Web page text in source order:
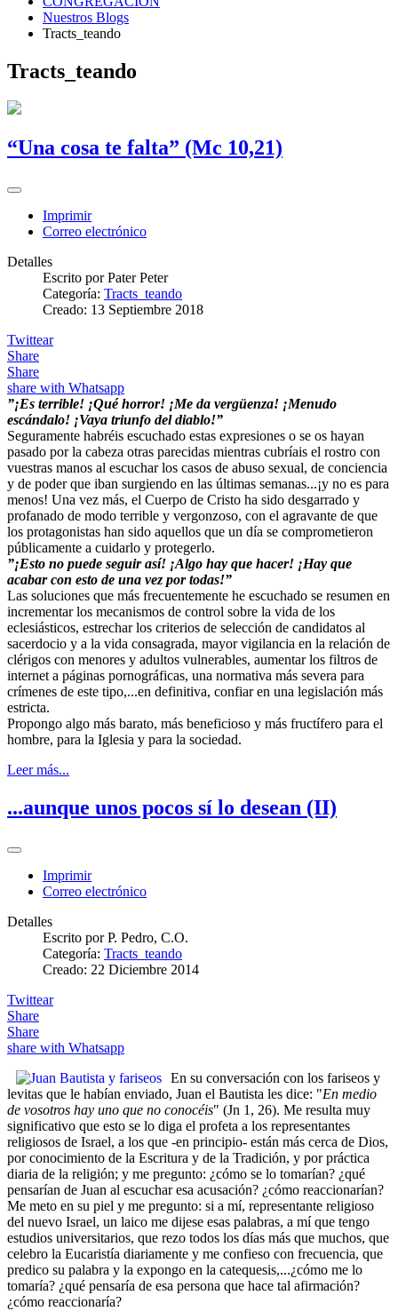
Nuestros Blogs
Tracts_teando
Tracts_teando
“Una cosa te falta” (Mc 10,21)
Imprimir
Correo electrónico
Detalles
Escrito porPater Peter
Categoría: Tracts_teando
Creado: 13 Septiembre 2018
Twittear
Share
Share
share with Whatsapp
”¡Es terrible! ¡Qué horror! ¡Me da vergüenza! ¡Menudo
escándalo! ¡Vaya triunfo del diablo!”
Seguramente habréis escuchado estas expresiones o se os hayan
pasado por la cabeza otras parecidas mientras cubríais el rostro con
vuestras manos al escuchar los casos de abuso sexual, de conciencia
y de poder que iban surgiendo en las últimas semanas...¡y no es para
menos! Una vez más, el Cuerpo de Cristo ha sido desgarrado y
profanado de modo terrible y vergonzoso, con el agravante de que
los protagonistas han sido aquellos que un día se comprometieron
públicamente a cuidarlo y protegerlo.
”¡Esto no puede seguir así! ¡Algo hay que hacer! ¡Hay que
acabar con esto de una vez por todas!”
Las soluciones que más frecuentemente he escuchado se resumen en
incrementar los mecanismos de control sobre la vida de los
eclesiásticos, estrechar los criterios de selección de candidatos al
sacerdocio y a la vida consagrada, mayor vigilancia en la relación de
clérigos con menores y adultos vulnerables, aumentar los filtros de
internet a páginas pornográficas, una normativa más severa para
crímenes de este tipo,...en definitiva, confiar en una legislación más
estricta.
Propongo algo más barato, más beneficioso y más fructífero para el
hombre, para la Iglesia y para la sociedad.
Leer más...
...aunque unos pocos sí lo desean (II)
Imprimir
Correo electrónico
Detalles
Escrito porP. Pedro, C.O.
Categoría: Tracts_teando
Creado: 22 Diciembre 2014
Twittear
Share
Share
share with Whatsapp
En su conversación con los fariseos y
levitas que le habían enviado, Juan el Bautista les dice: "En medio
de vosotros hay uno que no conocéis" (Jn 1, 26). Me resulta muy
significativo que esto se lo diga el profeta a los representantes
religiosos de Israel, a los que -en principio- están más cerca de Dios,
por conocimiento de la Escritura y de la Tradición, y por práctica
diaria de la religión; y me pregunto: ¿cómo se lo tomarían? ¿qué
pensarían de Juan al escuchar esa acusación? ¿cómo reaccionarían?
Me meto en su piel y me pregunto: si a mí, representante religioso
del nuevo Israel, un laico me dijese esas palabras, a mí que tengo
estudios universitarios, que rezo todos los días más que muchos, que
celebro la Eucaristía diariamente y me confieso con frecuencia, que
predico su palabra y la expongo en la catequesis,...¿cómo me lo
tomaría? ¿qué pensaría de esa persona que hace tal afirmación?
¿cómo reaccionaría?